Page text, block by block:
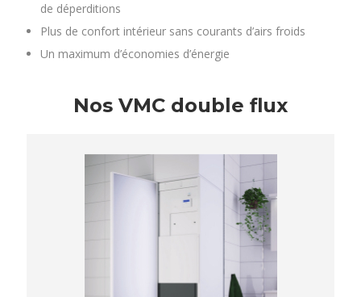
de déperditions
Plus de confort intérieur sans courants d’airs froids
Un maximum d’économies d’énergie
Nos VMC double flux